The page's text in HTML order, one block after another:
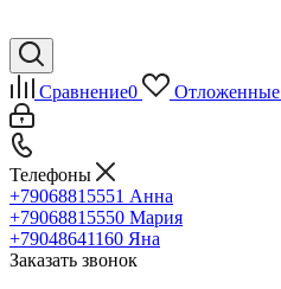
Сравнение0 Отложенные
Телефоны
+79068815551 Анна
+79068815550 Мария
+79048641160 Яна
Заказать звонок